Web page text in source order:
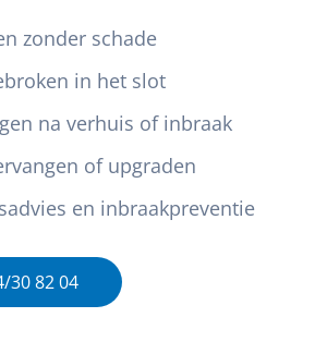
zonder schade
in het slot
na verhuis of inbraak
of upgraden
en inbraakpreventie
30 82 04